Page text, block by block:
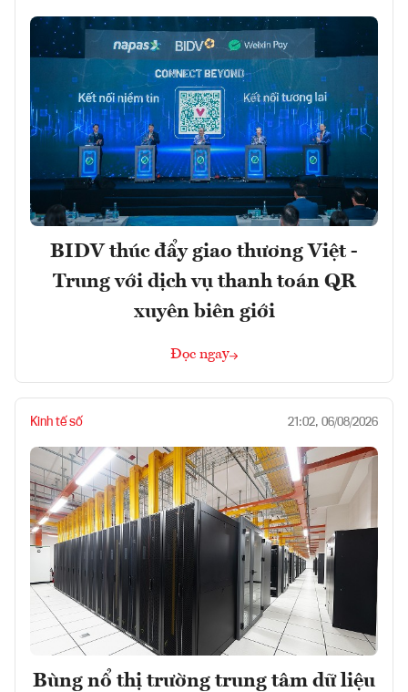
BIDV thúc đẩy giao thương Việt -
Trung với dịch vụ thanh toán QR
xuyên biên giới
Đọc ngay
Kinh tế số 21:02, 06/08/2026
Bùng nổ thị trường trung tâm dữ liệu